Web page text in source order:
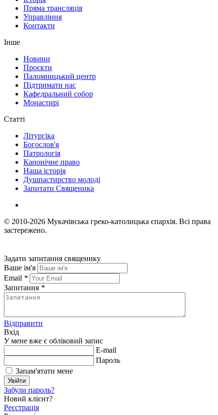
Пряма трансляція
Управління
Контакти
Інше
Новини
Проєкти
Паломницький центр
Підтримати нас
Кафедральний собор
Монастирі
Статті
Літургіка
Богослов'я
Патрологія
Канонічне право
Наша історія
Душпастирство молоді
Запитати Священика
© 2010-2026 Мукачівська греко-католицька єпархія. Всі права
застережено.
Задати запитання священику
Ваше ім'я
Email *
Запитання *
Відправити
Вхід
У мене вже є обліковий запис
E-mail
Пароль
Запам'ятати мене
Увійти
Забули пароль?
Новий клієнт?
Реєстрація